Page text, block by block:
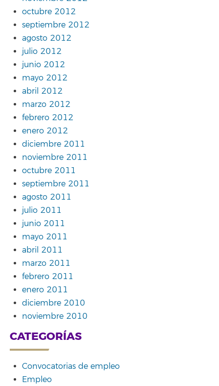
octubre 2012
septiembre 2012
agosto 2012
julio 2012
junio 2012
mayo 2012
abril 2012
marzo 2012
febrero 2012
enero 2012
diciembre 2011
noviembre 2011
octubre 2011
septiembre 2011
agosto 2011
julio 2011
junio 2011
mayo 2011
abril 2011
marzo 2011
febrero 2011
enero 2011
diciembre 2010
noviembre 2010
CATEGORÍAS
Convocatorias de empleo
Empleo